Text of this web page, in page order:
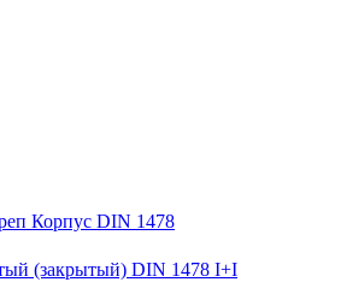
Корпус DIN 1478
(закрытый) DIN 1478 I+I